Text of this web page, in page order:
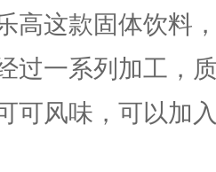
高这款固体饮料
过一系列加工，
可风味，可以加